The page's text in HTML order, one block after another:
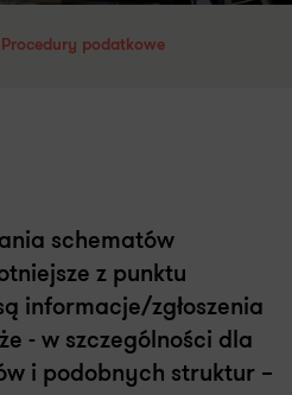
Procedury podatkowe
schematów
z punktu
informacje/zgłoszenia
- w szczególności dla
i podobnych struktur –